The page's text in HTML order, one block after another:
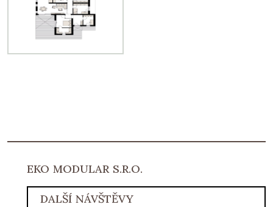
EKO MODULAR S.R.O.
DALŠÍ NÁVŠTĚVY